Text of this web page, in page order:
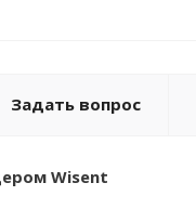
Задать вопрос
Wisent